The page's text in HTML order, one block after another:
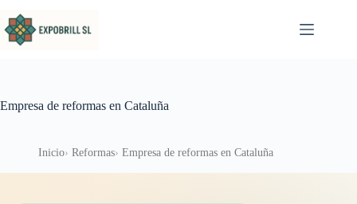
Empresa de reformas en Cataluña
Inicio Reformas Empresa de reformas en Cataluña